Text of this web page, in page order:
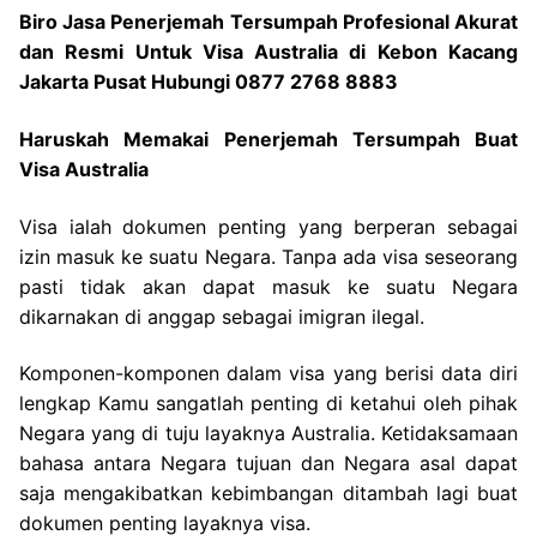
Biro Jasa Penerjemah Tersumpah Profesional Akurat
dan Resmi Untuk Visa Australia di Kebon Kacang
Jakarta Pusat Hubungi 0877 2768 8883
Haruskah Memakai Penerjemah Tersumpah Buat
Visa Australia
Visa ialah dokumen penting yang berperan sebagai
izin masuk ke suatu Negara. Tanpa ada visa seseorang
pasti tidak akan dapat masuk ke suatu Negara
dikarnakan di anggap sebagai imigran ilegal.
Komponen-komponen dalam visa yang berisi data diri
lengkap Kamu sangatlah penting di ketahui oleh pihak
Negara yang di tuju layaknya Australia. Ketidaksamaan
bahasa antara Negara tujuan dan Negara asal dapat
saja mengakibatkan kebimbangan ditambah lagi buat
dokumen penting layaknya visa.